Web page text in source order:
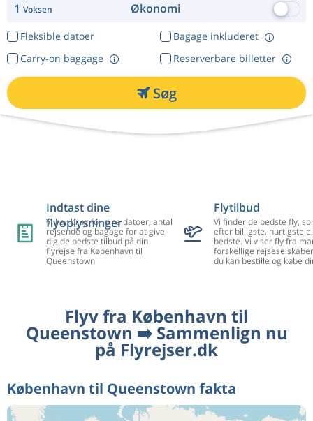
1 Voksen Økonomi
Fleksible datoer
Bagage inkluderet
Reserverbare billetter
Carry-on baggage
Søg
Indtast dine
flyoplysninger
Vi har brug for dine datoer, antal
rejsende og bagage for at give
dig de bedste tilbud på din
flyrejse fra København til
Queenstown
Flytilbud
Vi finder de bedste fly,
efter billigste, hurtigste
bedste. Vi viser fly fra
forskellige
du kan bestille og købe
Flyv fra København til
Queenstown ➡️ Sammenlign nu
på Flyrejser.dk
København til Queenstown fakta